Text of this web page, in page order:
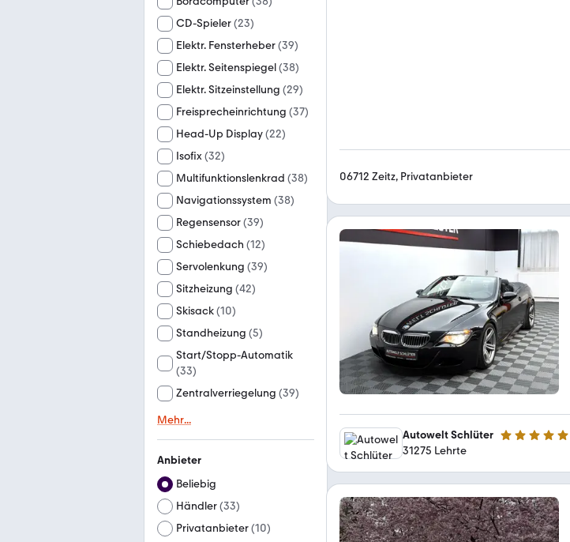
CD-Spieler(23)
Elektr. Fensterheber(39)
Elektr. Seitenspiegel(38)
Elektr. Sitzeinstellung (29)
Freisprecheinrichtung (37)
Head-Up Display(22)
Isofix(32)
Multifunktionslenkrad (38)
Navigationssystem (38)
Regensensor(39)
Schiebedach (12)
Servolenkung (39)
Sitzheizung (42)
Skisack(10)
Standheizung (5)
Start/Stopp-Automatik
(33)
Zentralverriegelung (39)
Mehr...
Anbieter
Beliebig
Händler(33)
Privatanbieter(10)
06712 Zeitz, Privatanbieter
Autowelt Schlüter 4.9 Sterne
31275 Lehrte